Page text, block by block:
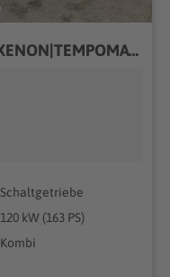
Volvo V60 D3 TEILLEDER|BI-XENON|TEMPOMAT|SITZHEIZUNG
Schaltgetriebe
120 kW (163 PS)
Kombi